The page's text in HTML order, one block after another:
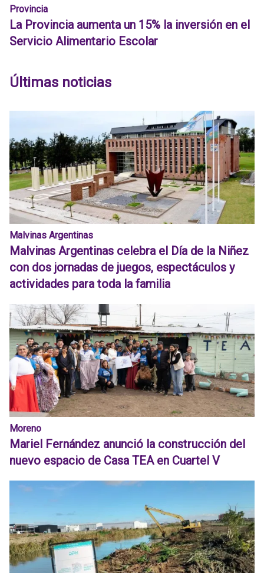
Provincia
La Provincia aumenta un 15% la inversión en el
Servicio Alimentario Escolar
Últimas noticias
Malvinas Argentinas
Malvinas Argentinas celebra el Día de la Niñez
con dos jornadas de juegos, espectáculos y
actividades para toda la familia
Moreno
Mariel Fernández anunció la construcción del
nuevo espacio de Casa TEA en Cuartel V